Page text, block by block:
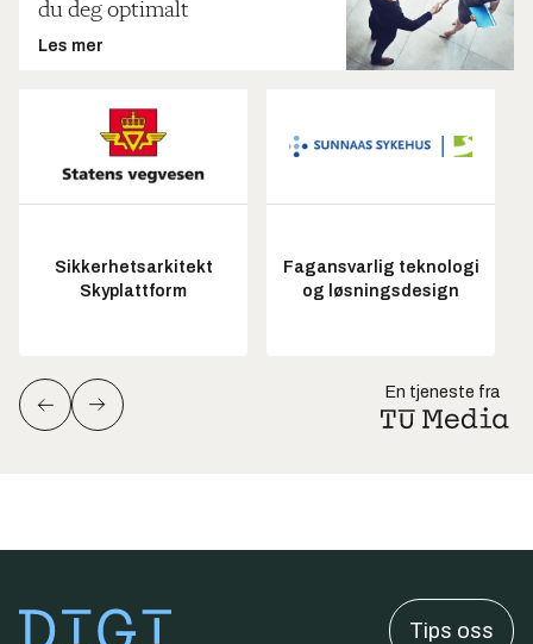
du deg optimalt
Les mer
Sikkerhetsarkitekt
Skyplattform
Fagansvarlig teknologi
og løsningsdesign
En tjeneste fra
Tips oss